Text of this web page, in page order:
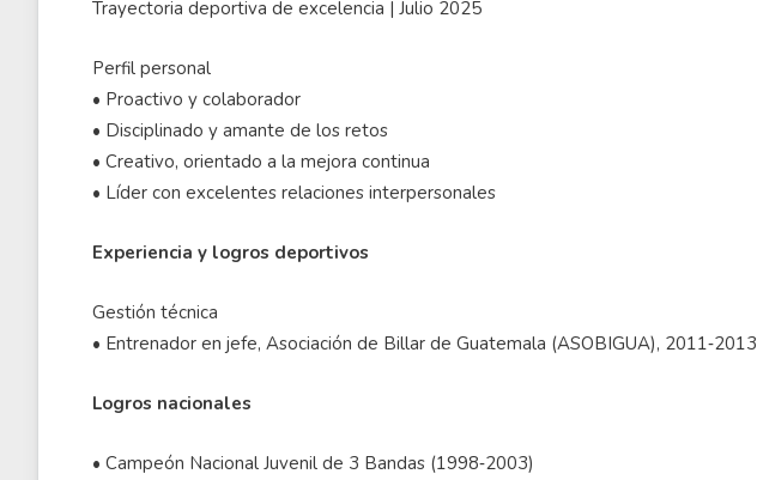
Trayectoria deportiva de excelencia | Julio 2025
Perfil personal
• Proactivo y colaborador
• Disciplinado y amante de los retos
• Creativo, orientado a la mejora continua
• Líder con excelentes relaciones interpersonales
Experiencia y logros deportivos
Gestión técnica
• Entrenador en jefe, Asociación de Billar de Guatemala (ASOBIGUA), 2011‑2013
Logros nacionales
• Campeón Nacional Juvenil de 3 Bandas (1998‑2003)